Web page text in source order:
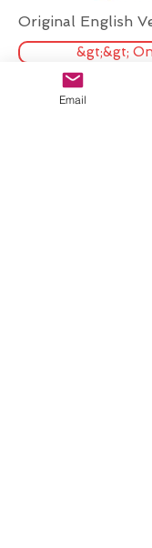
Original English
&gt;&gt;
Email